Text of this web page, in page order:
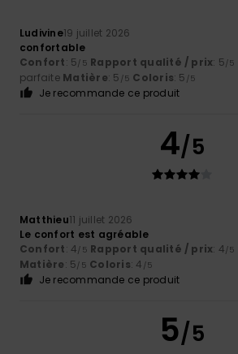
Ludivine19 juillet 2026
confortable
Confort: 5/5 Rapport qualité / prix: 5/5
parfaite Matière: 5 /5 Coloris: 5 /5
Je recommande ce produit
4/5
Matthieu11 juillet 2026
Le confort est agréable
Confort: 4/5 Rapport qualité / prix: 4/5
Matière: 5/5 Coloris: 4 /5
Je recommande ce produit
5/5